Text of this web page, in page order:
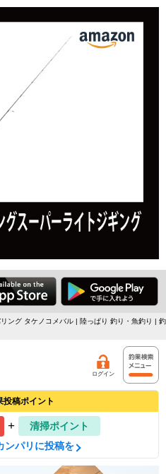
ング タケノコメバル | 陸っぱり 釣り・魚釣り | 釣
ログイン
投稿ポイント
+
清掃ポイント
ンパリに投稿を